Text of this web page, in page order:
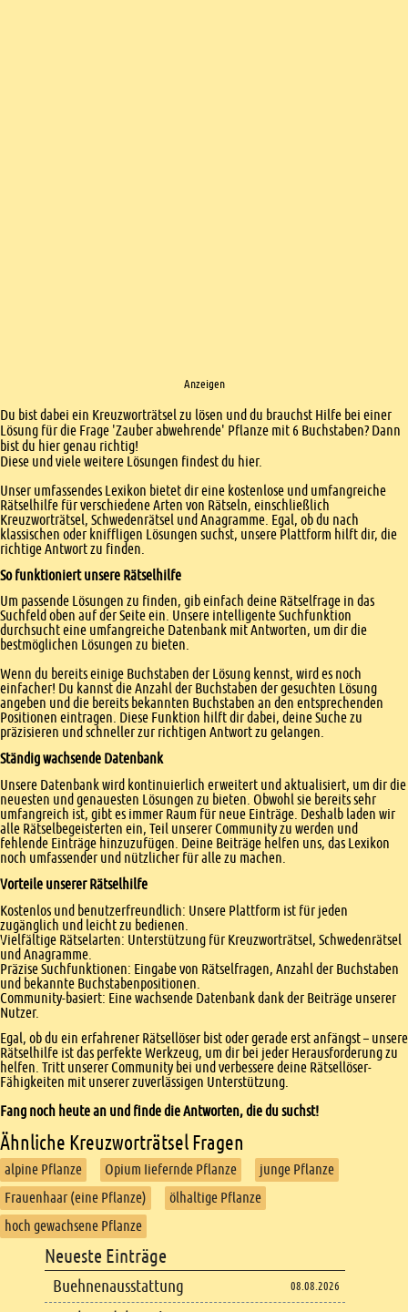
Anzeigen
Einleitung
Du bist dabei ein Kreuzworträtsel zu lösen und du brauchst Hilfe bei einer
Lösung für die Frage 'Zauber abwehrende' Pflanze mit 6 Buchstaben? Dann
bist du hier genau richtig!
Diese und viele weitere Lösungen findest du hier.
Unser umfassendes Lexikon bietet dir eine kostenlose und umfangreiche
Rätselhilfe für verschiedene Arten von Rätseln, einschließlich
Kreuzworträtsel, Schwedenrätsel und Anagramme. Egal, ob du nach
klassischen oder kniffligen Lösungen suchst, unsere Plattform hilft dir, die
richtige Antwort zu finden.
So funktioniert unsere Rätselhilfe
Um passende Lösungen zu finden, gib einfach deine Rätselfrage in das
Suchfeld oben auf der Seite ein. Unsere intelligente Suchfunktion
durchsucht eine umfangreiche Datenbank mit Antworten, um dir die
bestmöglichen Lösungen zu bieten.
Wenn du bereits einige Buchstaben der Lösung kennst, wird es noch
einfacher! Du kannst die Anzahl der Buchstaben der gesuchten Lösung
angeben und die bereits bekannten Buchstaben an den entsprechenden
Positionen eintragen. Diese Funktion hilft dir dabei, deine Suche zu
präzisieren und schneller zur richtigen Antwort zu gelangen.
Ständig wachsende Datenbank
Unsere Datenbank wird kontinuierlich erweitert und aktualisiert, um dir die
neuesten und genauesten Lösungen zu bieten. Obwohl sie bereits sehr
umfangreich ist, gibt es immer Raum für neue Einträge. Deshalb laden wir
alle Rätselbegeisterten ein, Teil unserer Community zu werden und
fehlende Einträge hinzuzufügen. Deine Beiträge helfen uns, das Lexikon
noch umfassender und nützlicher für alle zu machen.
Vorteile unserer Rätselhilfe
Kostenlos und benutzerfreundlich: Unsere Plattform ist für jeden
zugänglich und leicht zu bedienen.
Vielfältige Rätselarten: Unterstützung für Kreuzworträtsel, Schwedenrätsel
und Anagramme.
Präzise Suchfunktionen: Eingabe von Rätselfragen, Anzahl der Buchstaben
und bekannte Buchstabenpositionen.
Community-basiert: Eine wachsende Datenbank dank der Beiträge unserer
Nutzer.
Egal, ob du ein erfahrener Rätsellöser bist oder gerade erst anfängst – unsere
Rätselhilfe ist das perfekte Werkzeug, um dir bei jeder Herausforderung zu
helfen. Tritt unserer Community bei und verbessere deine Rätsellöser-
Fähigkeiten mit unserer zuverlässigen Unterstützung.
Fang noch heute an und finde die Antworten, die du suchst!
Ähnliche Kreuzworträtsel Fragen
alpine Pflanze Opium Iiefernde Pflanze
junge Pflanze
Frauenhaar (eine Pflanze)
ölhaltige Pflanze
hoch gewachsene Pflanze
Footer content
Neueste Einträge
Buehnenausstattung 08.08.2026